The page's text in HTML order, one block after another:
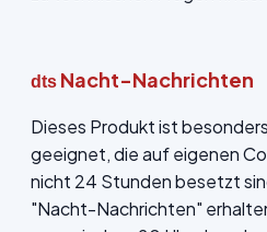
dts Nacht-Nachrichten
Dieses Produkt ist
geeignet, die auf eigenen
nicht 24 Stunden besetzt
"Nacht-Nachrichten"